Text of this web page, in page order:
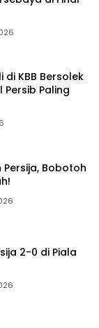
KBB Bersolek
Persib Paling
Bobotoh
2-0 di Piala